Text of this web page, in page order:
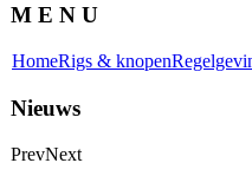
M E N U
HomeRigs & knopen
Nieuws
PrevNext